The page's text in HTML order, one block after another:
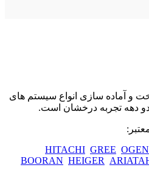
و آماده سازی انواع سیستم های
دو دهه تجربه درخشان است.
HITACHI GREE
BOORAN HEIGER